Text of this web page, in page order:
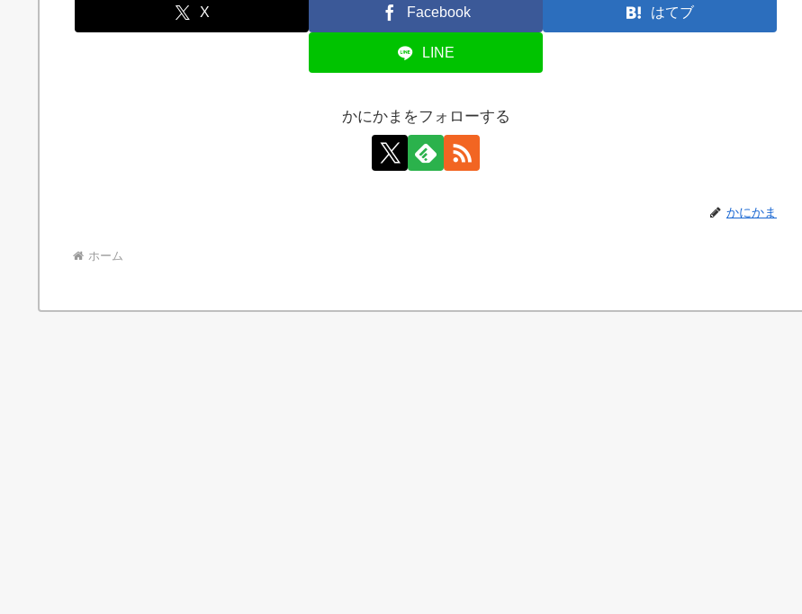
X Facebook はてブ
LINE
かにかまをフォローする
かにかま
ホーム